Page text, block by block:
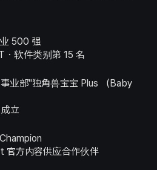
500 强
・软件类别第 15 名
业部"独角兽宝宝 Plus （Baby
立
方内容供应合作伙伴